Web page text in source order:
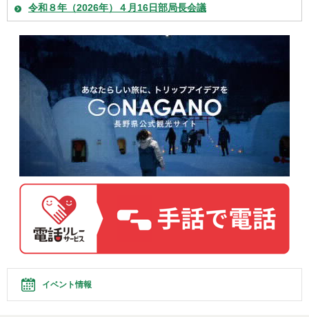
令和８年（2026年）４月16日部局長会議
イベント情報